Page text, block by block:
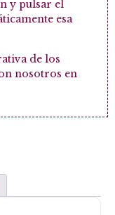
y pulsar el
esa
de los
nosotros en